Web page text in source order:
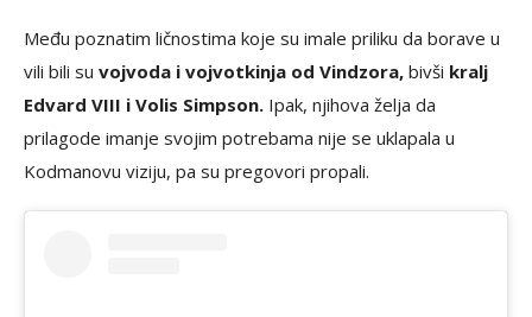
Među poznatim ličnostima koje su imale priliku da borave u
vili bili su vojvoda i vojvotkinja od Vindzora, bivši kralj
Edvard VIII i Volis Simpson. Ipak, njihova želja da
prilagode imanje svojim potrebama nije se uklapala u
Kodmanovu viziju, pa su pregovori propali.